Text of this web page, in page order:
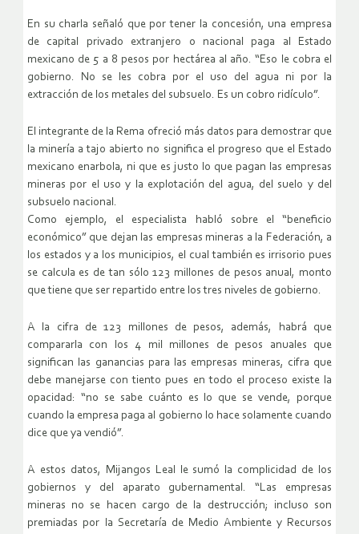
En su charla señaló que por tener la concesión, una empresa
de capital privado extranjero o nacional paga al Estado
mexicano de 5 a 8 pesos por hectárea al año. “Eso le cobra el
gobierno. No se les cobra por el uso del agua ni por la
extracción de los metales del subsuelo. Es un cobro ridículo”.
El integrante de la Rema ofreció más datos para demostrar que
la minería a tajo abierto no significa el progreso que el Estado
mexicano enarbola, ni que es justo lo que pagan las empresas
mineras por el uso y la explotación del agua, del suelo y del
subsuelo nacional.
Como ejemplo, el especialista habló sobre el “beneficio
económico” que dejan las empresas mineras a la Federación, a
los estados y a los municipios, el cual también es irrisorio pues
se calcula es de tan sólo 123 millones de pesos anual, monto
que tiene que ser repartido entre los tres niveles de gobierno.
A la cifra de 123 millones de pesos, además, habrá que
compararla con los 4 mil millones de pesos anuales que
significan las ganancias para las empresas mineras, cifra que
debe manejarse con tiento pues en todo el proceso existe la
opacidad: “no se sabe cuánto es lo que se vende, porque
cuando la empresa paga al gobierno lo hace solamente cuando
dice que ya vendió”.
A estos datos, Mijangos Leal le sumó la complicidad de los
gobiernos y del aparato gubernamental. “Las empresas
mineras no se hacen cargo de la destrucción; incluso son
premiadas por la Secretaría de Medio Ambiente y Recursos